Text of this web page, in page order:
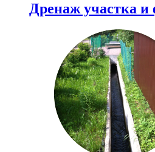
Дренаж участка и